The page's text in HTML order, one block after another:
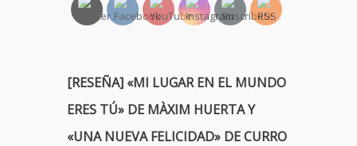
[RESEÑA] «MI LUGAR EN EL MUNDO
ERES TÚ» DE MÀXIM HUERTA Y
«UNA NUEVA FELICIDAD» DE CURRO